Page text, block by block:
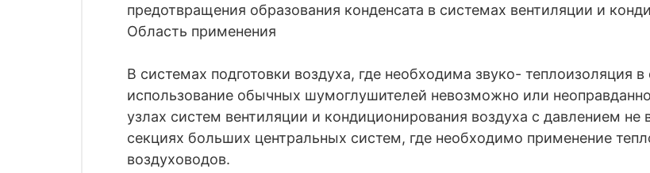
предотвращения образования конденсата в системах вентиляции и
Область применения
В системах подготовки воздуха, где необходима звуко- теплоизоляция
использование обычных шумоглушителей невозможно или
узлах систем вентиляции и кондиционирования воздуха с давлением
секциях больших центральных систем, где необходимо применение
воздуховодов.